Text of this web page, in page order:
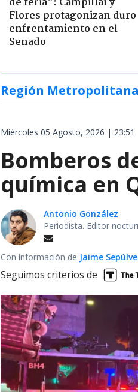
Flores protagonizan duro
enfrentamiento en el
Senado
Región Metropolitana
Miércoles 05 Agosto, 2026 | 23:51
Bomberos
química en
Antonio González
Periodista. Editor
Con información de Jaime
Seguimos criterios de